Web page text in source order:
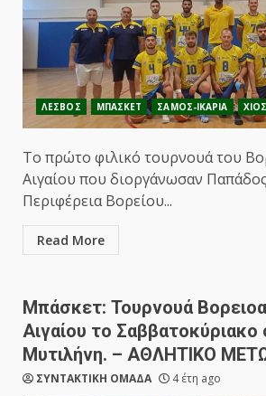
ΛΕΣΒΟΣ ΜΠΑΣΚΕΤ ΣΑΜΟΣ-ΙΚΑΡΙΑ ΧΙΟΣ
Το πρώτο φιλικό τουρνουά του
Αιγαίου που διοργάνωσαν
Περιφέρεια Βορείου...
Read More
Μπάσκετ: Τουρνουά
Αιγαίου το Σαββατοκύριακο
Μυτιλήνη. – ΑΘΛΗΤΙΚΟ
ΣΥΝΤΑΚΤΙΚΗ ΟΜΑΔΑ 4 έτη ago